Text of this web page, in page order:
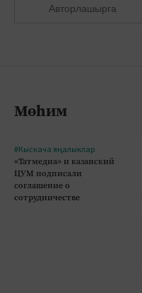
Авторлашырга
Мөһим
#Кыскача яңалыклар
«Татмедиа» и казанский
ЦУМ подписали
соглашение о
сотрудничестве